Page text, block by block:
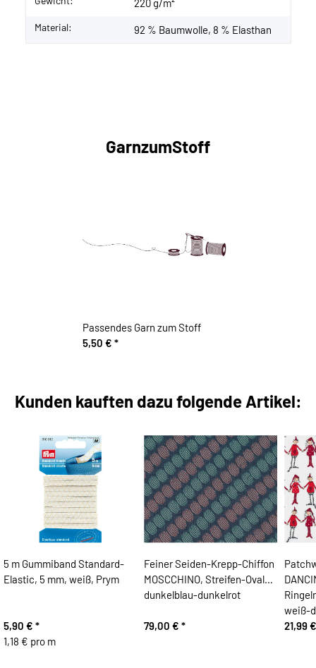
220 g/m²
Material: 92 % Baumwolle, 8 % Elasthan
GarnzumStoff
Passendes Garn zum Stoff
5,50 € *
Kunden kauften dazu folgende Artikel:
5 m Gummiband Standard-
Elastic, 5 mm, weiß, Prym
5,90 € *
1,18 € pro m
Feiner Seiden-Krepp-Chiffon
MOSCCHINO, Streifen-Ovale,
dunkelblau-dunkelrot
79,00 € *
weiß-
21,99